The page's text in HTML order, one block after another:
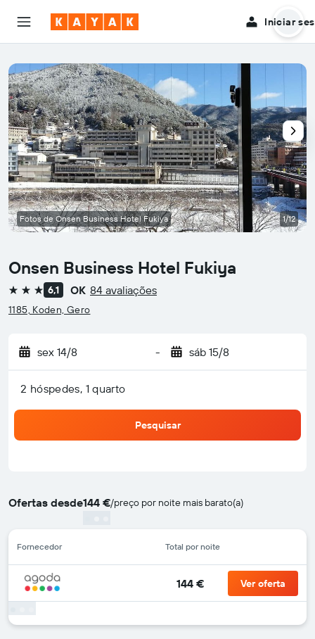
Iniciar
Onsen Business Hotel Fukiya
3 estrelas6,1 OK 84 avaliações
1185, Koden, Gero
sex 14/8 - sáb 15/8
2 hóspedes, 1 quarto
Pesquisar
Ofertas desde144 €/preço por noite mais barato(a)
Fornecedor Total por noite
144 € Ver oferta
Fotos de Onsen Business Hotel Fukiya 1/12